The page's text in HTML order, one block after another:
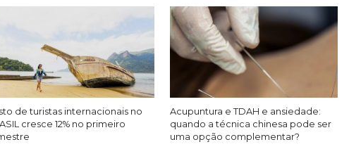
de turistas internacionais no
cresce 12% no primeiro
Acupuntura e TDAH e ansiedade:
quando a técnica chinesa pode ser
uma opção complementar?